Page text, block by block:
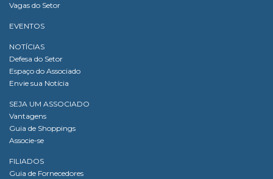
Vagas do Setor
EVENTOS
NOTÍCIAS
Defesa do Setor
Espaço do Associado
Envie sua Notícia
SEJA UM ASSOCIADO
Vantagens
Guia de Shoppings
Associe-se
FILIADOS
Guia de Fornecedores